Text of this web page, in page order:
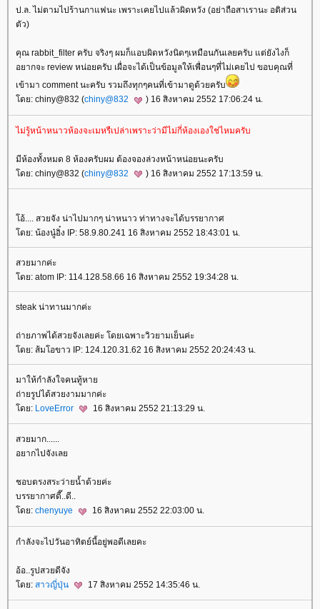
ป.ล. ไม่ตามไปร้านกาแฟนะ เพราะเคยไปแล้วผิดหวัง (อย่าถือสาเรานะ อติส่วน
ตัว)
คุณ rabbit_filter ครับ จริงๆ ผมก็แอบผิดหวังนิดๆเหมือนกันเลยครับ แต่ยังไงก็
อยากจะ review หน่อยครับ เผื่อจะได้เป็นข้อมูลให้เพื่อนๆที่ไม่เคยไป ขอบคุณที่
เข้ามา comment นะครับ รวมถึงทุกๆคนที่เข้ามาดูด้วยครับ
ดย: chiny@832 (chiny@832 ) 16 สิงหาคม 2552 17:06:24 น.
ไม่รู้หน้าหนาวห้องจะเมหรืเปล่าเพราะว่ามีไม่กี่ห้องเองใช่ไหมครับ
มีห้องทั้งหมด 8 ห้องครับผม ต้องจองล่วงหน้าหน่อยนะครับ
ดย: chiny@832 (chiny@832 ) 16 สิงหาคม 2552 17:13:59 น.
อ้.... สวยจัง น่าไปมากๆ น่าหนาว ท่าทางจะได้บรรยากาศ
ดย: น้องนู๋อิ๋ง IP: 58.9.80.241 16 สิงหาคม 2552 18:43:01 น.
สวยมากค่ะ
ดย: atom IP: 114.128.58.66 16 สิงหาคม 2552 19:34:28 น.
steak น่าทานมากค่ะ
ถ่ายภาพได้สวยจังเลยค่ะ โดยเฉพาะวิวยามเย็นค่ะ
ดย: ส้มโอขาว IP: 124.120.31.62 16 สิงหาคม 2552 20:24:43 น.
มาให้กำลังใจคนทู้หา
ถ่ายรูปได้สวยงามมากค่ะ
ดย: LoveError 16 สิงหาคม 2552 21:13:29 น.
สวยมาก......
อยากไปจังเล
ชอบตรงสระว่ายน้ำด้วยค่ะ
บรรยากาศดี๊..ดี..
ดย: chenyuye 16 สิงหาคม 2552 22:03:00 น.
กำลังจะไปวันอาทิตย์นี้อยู่พอดีเลยคะ
อ้อ..รูปสวยดีจัง
ดย: สาวญี่ปุ่น 17 สิงหาคม 2552 14:35:46 น.